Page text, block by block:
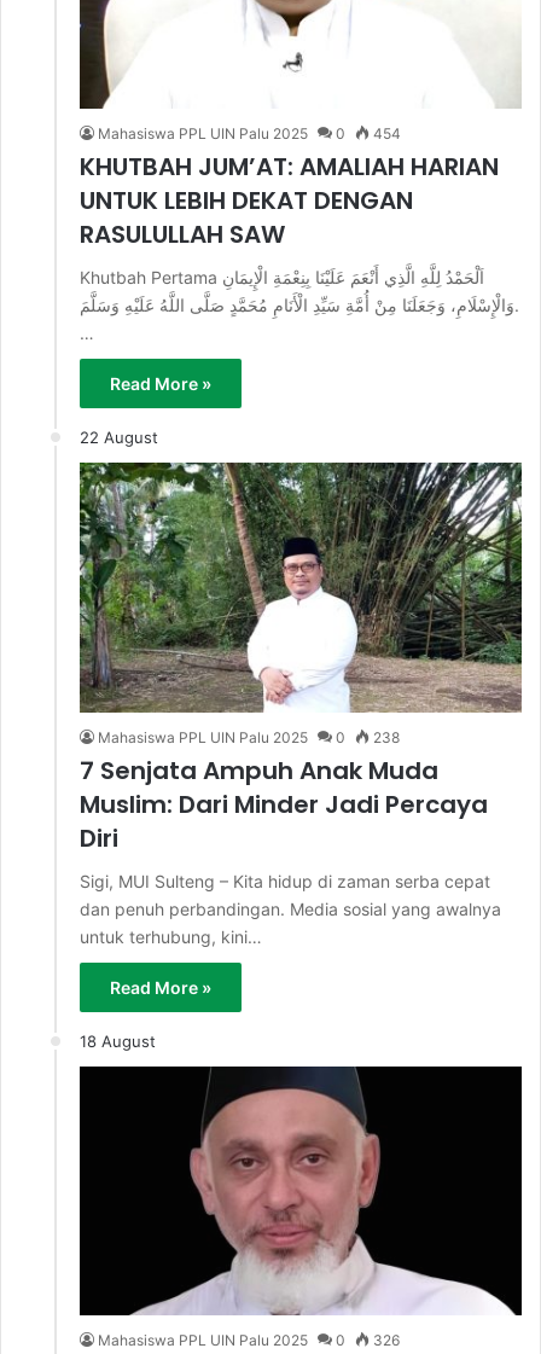
Mahasiswa PPL UIN Palu 2025 0 454
KHUTBAH JUM’AT: AMALIAH HARIAN
UNTUK LEBIH DEKAT DENGAN
RASULULLAH SAW
Khutbah Pertama اَلْحَمْدُ لِلَّهِ الَّذِي أَنْعَمَ عَلَيْنَا بِنِعْمَةِ الْإِيمَانِ
وَالْإِسْلَامِ، وَجَعَلَنَا مِنْ أُمَّةِ سَيِّدِ الْأَنَامِ مُحَمَّدٍ صَلَّى اللَّهُ عَلَيْهِ وَسَلَّمَ.
…
Read More »
22 August
Mahasiswa PPL UIN Palu 2025 0 238
7 Senjata Ampuh Anak Muda
Muslim: Dari Minder Jadi Percaya
Diri
Sigi, MUI Sulteng – Kita hidup di zaman serba cepat
dan penuh perbandingan. Media sosial yang awalnya
untuk terhubung, kini…
Read More »
18 August
Mahasiswa PPL UIN Palu 2025 0 326